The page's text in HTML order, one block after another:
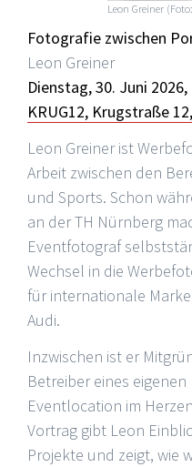
Leon Greiner
Fotografie zwischen
Leon Greiner
Dienstag, 30. Juni
KRUG12, Krugstraße
Leon Greiner ist
Arbeit zwischen den
und Sports. Schon
an der TH Nürnberg
Eventfotograf
Wechsel in die
für internationale
Audi.
Inzwischen ist er
Betreiber eines
Eventlocation im
Vortrag gibt Leon
Projekte und zeigt, wie